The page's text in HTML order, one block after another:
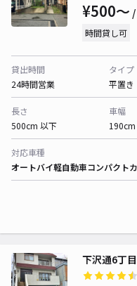
¥500〜 /
時間貸し可
貸出時間
24時間営業
タイプ
平置き
長さ
500cm 以下
車幅
対応車種
オートバイ軽自動車コンパクト
下沢通6丁